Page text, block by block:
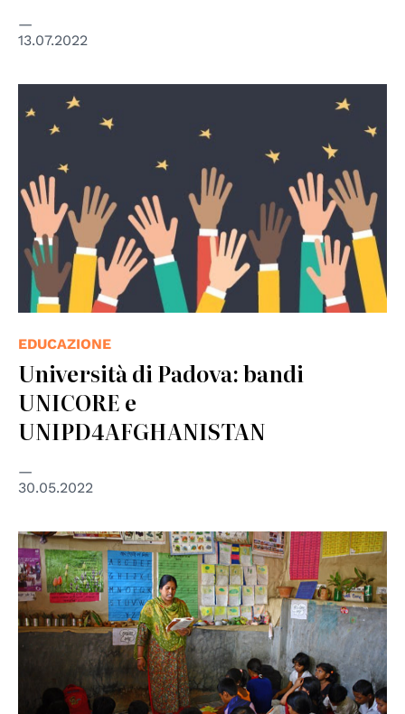
13.07.2022
EDUCAZIONE
Università di Padova: bandi
UNICORE e
UNIPD4AFGHANISTAN
30.05.2022
© UN Photo/PB